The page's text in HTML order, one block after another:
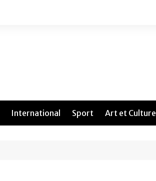
International Sport Art et Culture